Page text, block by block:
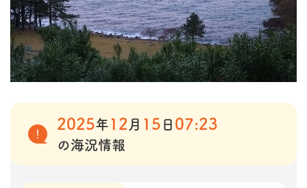
2025年 12 月 15 日 07:23
の海況情報